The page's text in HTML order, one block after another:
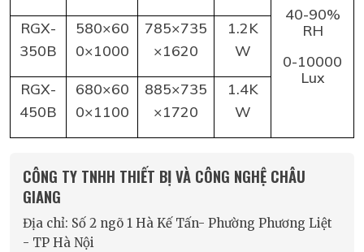
40-90%
RH
0-10000
Lux
RGX-
350B
580×60
0×1000
785×735
×1620
1.2K
W
RGX-
450B
680×60
0×1100
885×735
×1720
1.4K
W
CÔNG TY TNHH THIẾT BỊ VÀ CÔNG NGHỆ CHÂU
GIANG
Địa chỉ: Số 2 ngõ 1 Hà Kế Tấn- Phường Phương Liệt
- TP Hà Nội